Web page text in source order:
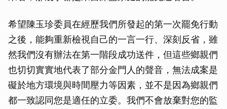
希望陳玉珍委員在經歷我們所發起的第一次罷免行動
之後，能夠重新檢視自己的一言一行、深刻反省，雖
然我們沒有辦法在第一階段成功送件，但這些鄉親們
也切切實實地代表了部分金門人的聲音，無法成案是
礙於地方環境與時間壓力等因素，並不是因為鄉親們
都一致認同您是適任的立委。我們不會放棄對您的監